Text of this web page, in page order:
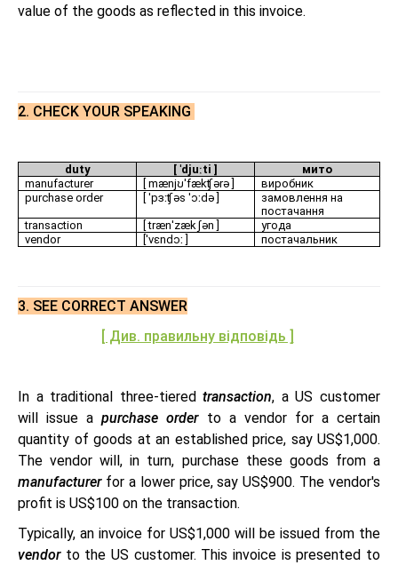
value of the goods as reflected in this invoice.
2. CHECK YOUR SPEAKING
duty [ ˈdjuːti ]
мито
manufacturer
[ mænjʊˈfækʧərə ]
виробник
purchase order
[ ˈpɜːʧəs ˈɔːdə ]
замовлення на
постачання
transaction
[ trænˈzækʃən ]
угода
vendor
[ˈvɛndɔː ] постачальник
3. SEE CORRECT ANSWER
[ Див. правильну відповідь ]
In a traditional three-tieredtransaction, a US customer
will issue apurchase orderto a vendor for a certain
quantity of goods at an established price, say US$1,000.
The vendor will, in turn, purchase these goods from a
manufacturerfor a lower price, say US$900. The vendor's
profit is US$100 on the transaction.
Typically, an invoice for US$1,000 will be issued from the
vendorto the US customer. This invoice is presented to